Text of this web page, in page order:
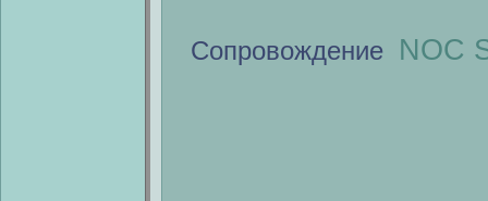
Сопровождение NOC